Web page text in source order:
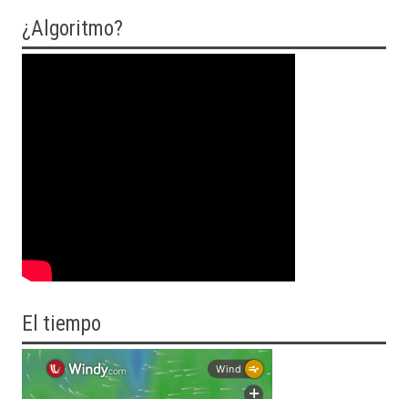
¿Algoritmo?
El tiempo